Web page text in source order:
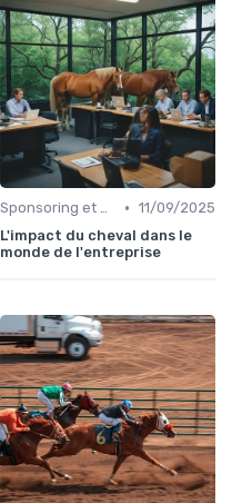
Sponsoring et partenariats • 11/09/2025
L'impact du cheval dans le
monde de l'entreprise